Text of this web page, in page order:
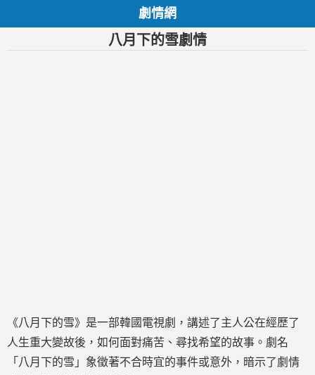
劇情網
八月下的雪劇情
《八月下的雪》是一部韓國電視劇，講述了主人公在經歷了
人生重大變故後，如何面對痛苦、尋找希望的故事。劇名
「八月下的雪」象徵著不合時宜的事件或意外，暗示了劇情